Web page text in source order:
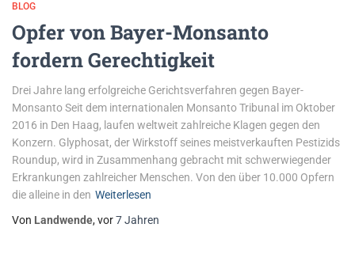
BLOG
Opfer von Bayer-Monsanto
fordern Gerechtigkeit
Drei Jahre lang erfolgreiche Gerichtsverfahren gegen Bayer-
Monsanto Seit dem internationalen Monsanto Tribunal im Oktober
2016 in Den Haag, laufen weltweit zahlreiche Klagen gegen den
Konzern. Glyphosat, der Wirkstoff seines meistverkauften Pestizids
Roundup, wird in Zusammenhang gebracht mit schwerwiegender
Erkrankungen zahlreicher Menschen. Von den über 10.000 Opfern
die alleine in den Weiterlesen
Von Landwende, vor7 Jahren